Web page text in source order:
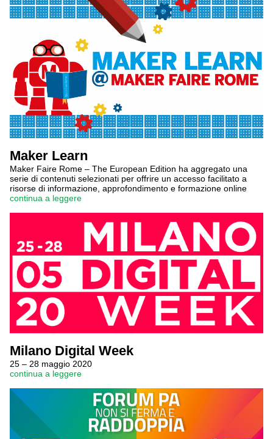
Maker Learn
Maker Faire Rome – The European Edition ha aggregato una
serie di contenuti selezionati per offrire un accesso facilitato a
risorse di informazione, approfondimento e formazione online
continua a leggere
Milano Digital Week
25 – 28 maggio 2020
continua a leggere